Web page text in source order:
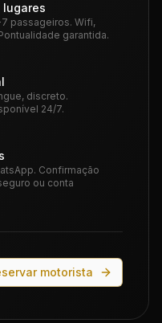
lugares
passageiros. Wifi,
garantida.
discreto.
24/7.
Confirmação
ou conta
motorista